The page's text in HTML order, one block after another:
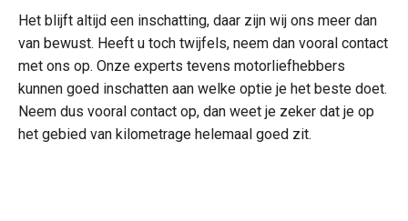
Het blijft altijd een inschatting, daar zijn wij ons meer dan
van bewust. Heeft u toch twijfels, neem dan vooral contact
met ons op. Onze experts tevens motorliefhebbers
kunnen goed inschatten aan welke optie je het beste doet.
Neem dus vooral contact op, dan weet je zeker dat je op
het gebied van kilometrage helemaal goed zit.